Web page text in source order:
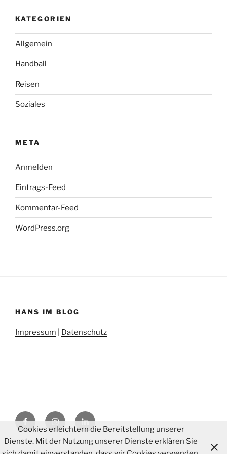
KATEGORIEN
Allgemein
Handball
Reisen
Soziales
META
Anmelden
Eintrags-Feed
Kommentar-Feed
WordPress.org
HANS IM BLOG
Impressum Datenschutz
FacebookinstagramLinkedIn
Cookies erleichtern die Bereitstellung unserer
Dienste. Mit der Nutzung unserer Dienste erklären Sie